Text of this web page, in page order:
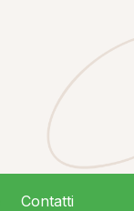
Contatti